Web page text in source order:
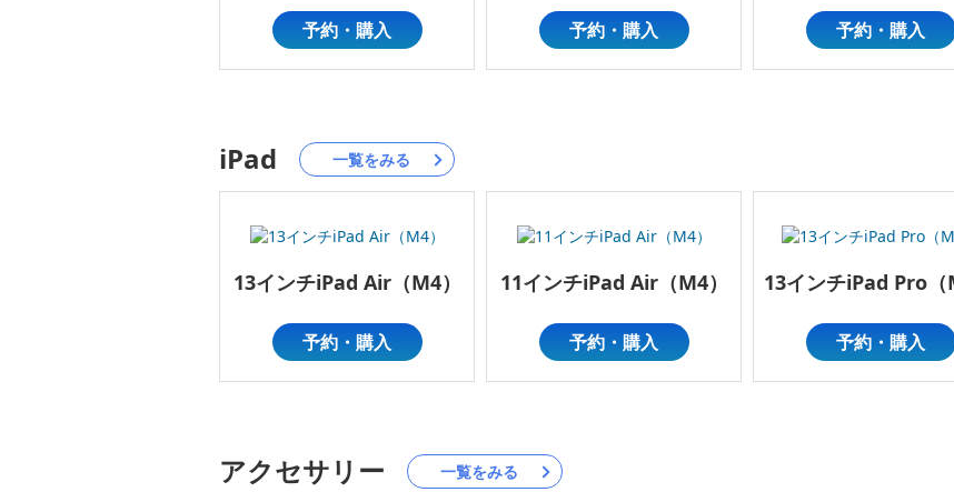
予約・購入 予約・購入 予約・購入
iPad 一覧をみる
13インチiPad Air（M4）
予約・購入
11インチiPad Air（M4）
予約・購入
13インチiPad Pro（
予約・購入
アクセサリー 一覧をみる